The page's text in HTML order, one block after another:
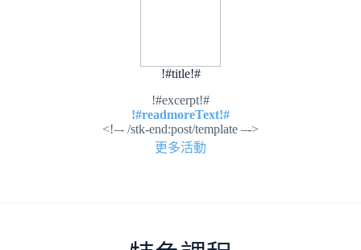
!#title!#
!#excerpt!#
!#readmoreText!#
<!–- /stk-end:post/template –->
更多活動